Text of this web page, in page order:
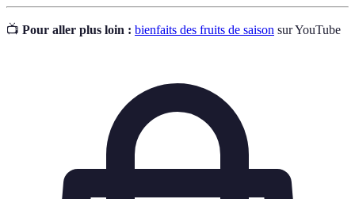
📺 Pour aller plus loin : bienfaits des fruits de saison sur YouTube